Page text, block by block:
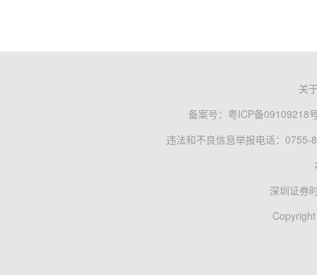
关
备案号： 粤ICP备09109218
违法和不良信息举报电话：0755-
深圳证券